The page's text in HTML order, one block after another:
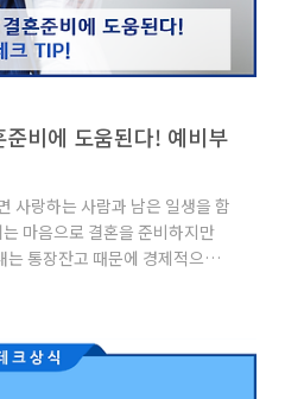
비에 도움된다! 예비부
사랑하는 사람과 남은 일생을 함
마음으로 결혼을 준비하지만
통장잔고 때문에 경제적으로
조금이나마 줄일 수 있도록 결
혼집 마련까지 여기저기 돈 들
년간 살아오면서 한 번도 사